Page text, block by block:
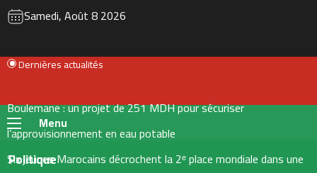
Samedi, Août 8 2026
Dernières actualités
Boulemane : un projet de 251 MDH pour sécuriser
l’approvisionnement en eau potable
Six jeunes Marocains décrochent la 2ᵉ place mondiale dans une
Menu
Politique